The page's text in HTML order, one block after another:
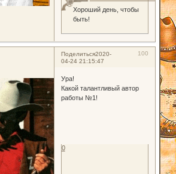
Хороший день, чтобы
быть!
Поделиться 100
2020-
04-24 21:15:47
Ура!
Какой талантливый автор
работы №1!
0